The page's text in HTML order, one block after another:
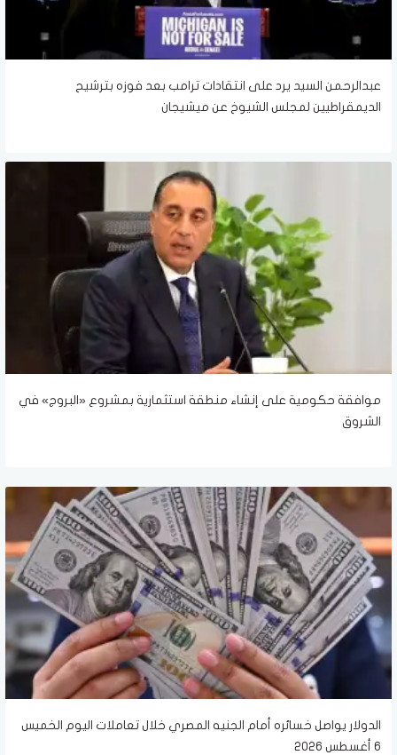
عبدالرحمن السيد يرد على انتقادات ترامب بعد فوزه بترشيح
الديمقراطيين لمجلس الشيوخ عن ميشيجان
موافقة حكومية على إنشاء منطقة استثمارية بمشروع «البروج» في
الشروق
الدولار يواصل خسائره أمام الجنيه المصري خلال تعاملات اليوم الخميس
6 أغسطس 2026